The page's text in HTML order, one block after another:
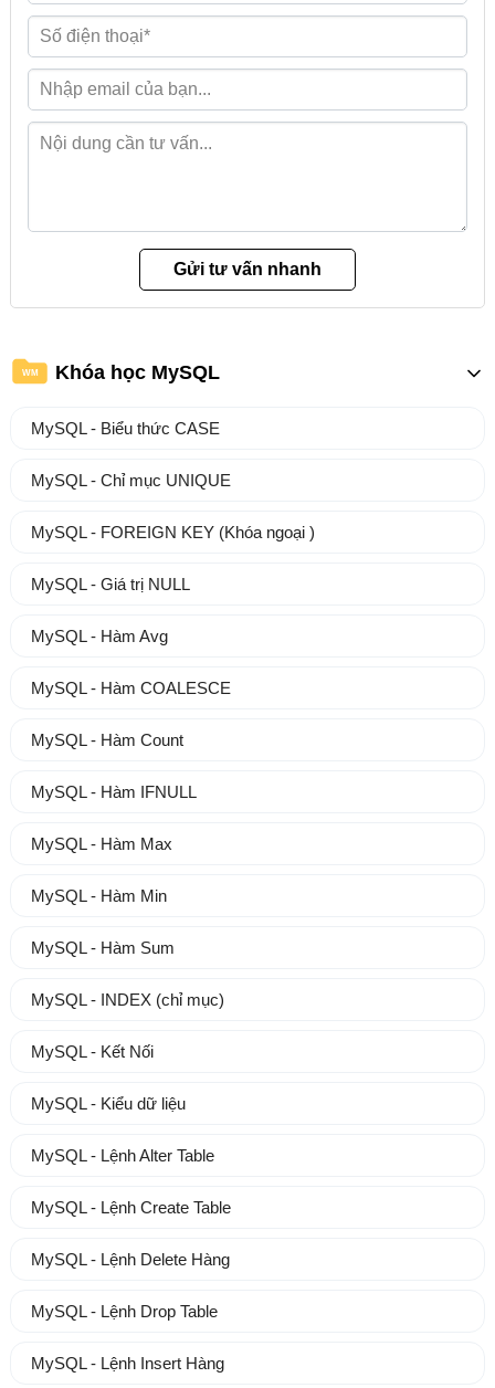
WM Khóa học MySQL
MySQL - Biểu thức CASE
MySQL - Chỉ mục UNIQUE
MySQL - FOREIGN KEY (Khóa ngoại )
MySQL - Giá trị NULL
MySQL - Hàm Avg
MySQL - Hàm COALESCE
MySQL - Hàm Count
MySQL - Hàm IFNULL
MySQL - Hàm Max
MySQL - Hàm Min
MySQL - Hàm Sum
MySQL - INDEX (chỉ mục)
MySQL - Kết Nối
MySQL - Kiểu dữ liệu
MySQL - Lệnh Alter Table
MySQL - Lệnh Create Table
MySQL - Lệnh Delete Hàng
MySQL - Lệnh Drop Table
MySQL - Lệnh Insert Hàng